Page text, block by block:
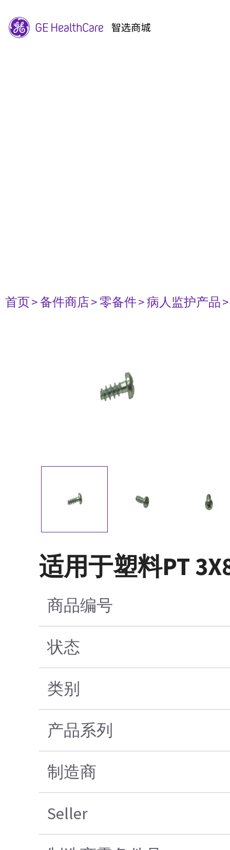
首页> 备件商店> 零备件> 病人监护产品
适用于塑料PT
商品编号
状态
类别
产品系列
制造商
Seller